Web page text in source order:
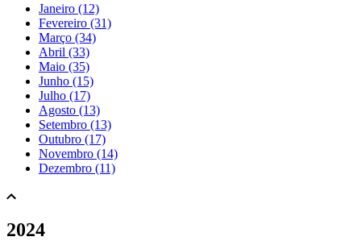
Janeiro (12)
Fevereiro (31)
Março (34)
Abril (33)
Maio (35)
Junho (15)
Julho (17)
Agosto (13)
Setembro (13)
Outubro (17)
Novembro (14)
Dezembro (11)
2024